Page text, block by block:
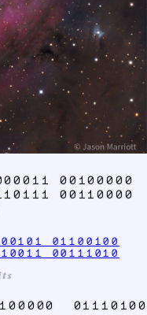
00100000
00110000
01100100
00111010
01110100